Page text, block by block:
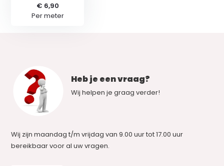
€ 6,90
Per meter
Heb je een vraag?
Wij helpen je graag verder!
Wij zijn maandag t/m vrijdag van 9.00 uur tot 17.00 uur
bereikbaar voor al uw vragen.